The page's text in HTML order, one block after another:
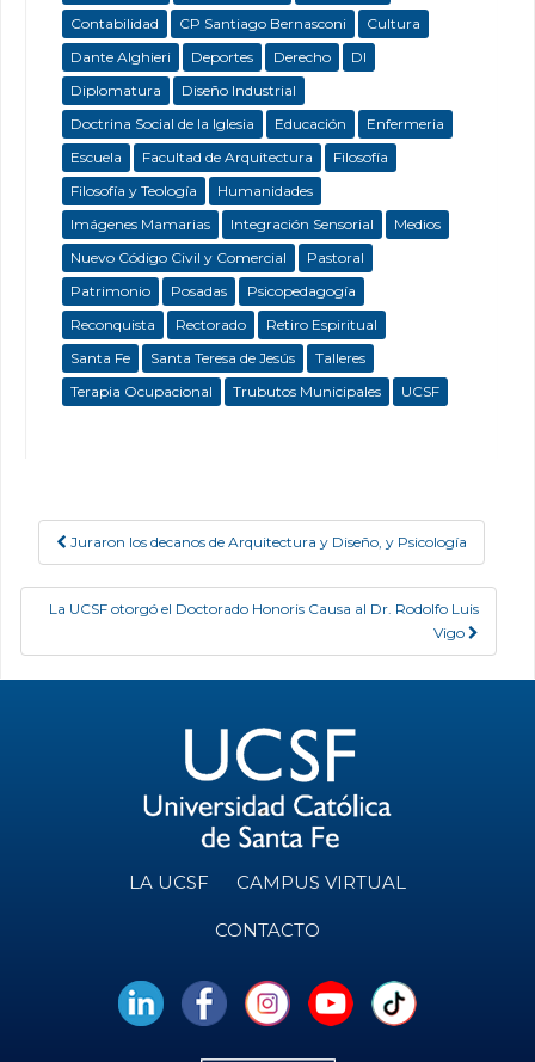
Contabilidad
CP Santiago Bernasconi
Cultura
Dante Alghieri
Deportes Derecho
DI
Diplomatura
Diseño Industrial
Doctrina Social de la Iglesia
Educación
Enfermeria
Escuela
Facultad de Arquitectura
Filosofía
Filosofía y Teología
Humanidades
Imágenes Mamarias
Integración Sensorial
Medios
Nuevo Código Civil y Comercial
Pastoral
Patrimonio
Posadas
Psicopedagogía
Reconquista
Rectorado
Retiro Espiritual
Santa Fe
Santa Teresa de Jesús
Talleres
Terapia Ocupacional
Trubutos Municipales UCSF
Post navigation
Juraron los decanos de Arquitectura y Diseño, y Psicología
La UCSF otorgó el Doctorado Honoris Causa al Dr. Rodolfo Luis
Vigo
LA UCSF CAMPUS VIRTUAL
CONTACTO